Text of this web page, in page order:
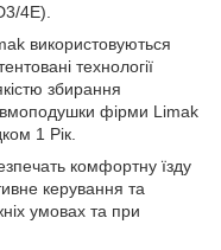
4E).
використовуються
технології
збирання
фірми Limak
1 Рік.
комфортну їзду
керування та
умовах та при